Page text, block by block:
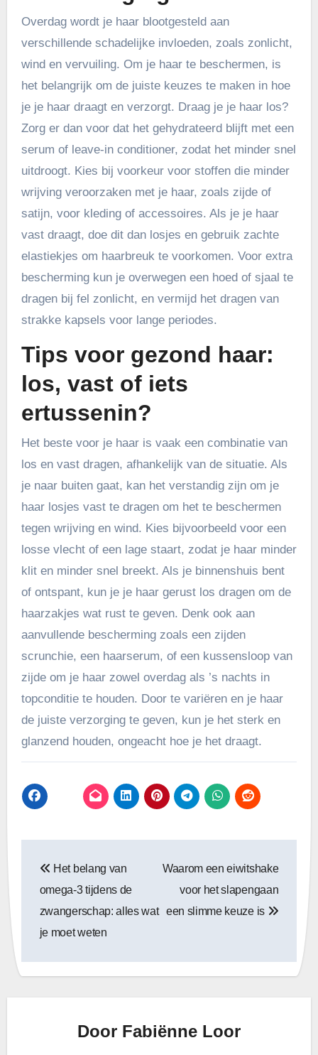
Overdag wordt je haar blootgesteld aan
verschillende schadelijke invloeden, zoals zonlicht,
wind en vervuiling. Om je haar te beschermen, is
het belangrijk om de juiste keuzes te maken in hoe
je je haar draagt en verzorgt. Draag je je haar los?
Zorg er dan voor dat het gehydrateerd blijft met een
serum of leave-in conditioner, zodat het minder snel
uitdroogt. Kies bij voorkeur voor stoffen die minder
wrijving veroorzaken met je haar, zoals zijde of
satijn, voor kleding of accessoires. Als je je haar
vast draagt, doe dit dan losjes en gebruik zachte
elastiekjes om haarbreuk te voorkomen. Voor extra
bescherming kun je overwegen een hoed of sjaal te
dragen bij fel zonlicht, en vermijd het dragen van
strakke kapsels voor lange periodes.
Tips voor gezond haar:
los, vast of iets
ertussenin?
Het beste voor je haar is vaak een combinatie van
los en vast dragen, afhankelijk van de situatie. Als
je naar buiten gaat, kan het verstandig zijn om je
haar losjes vast te dragen om het te beschermen
tegen wrijving en wind. Kies bijvoorbeeld voor een
losse vlecht of een lage staart, zodat je haar minder
klit en minder snel breekt. Als je binnenshuis bent
of ontspant, kun je je haar gerust los dragen om de
haarzakjes wat rust te geven. Denk ook aan
aanvullende bescherming zoals een zijden
scrunchie, een haarserum, of een kussensloop van
zijde om je haar zowel overdag als ’s nachts in
topconditie te houden. Door te variëren en je haar
de juiste verzorging te geven, kun je het sterk en
glanzend houden, ongeacht hoe je het draagt.
navigatie
Het belang van
omega-3 tijdens de
zwangerschap: alles wat
je moet weten
Waarom een eiwitshake
voor het slapengaan
een slimme keuze is
Door Fabiënne Loor